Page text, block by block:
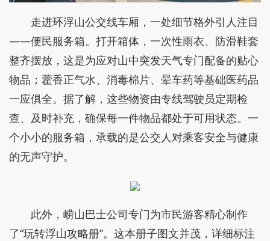
走进环浮山公交线车厢，一处细节格外引人注目
——便民服务箱。打开箱体，一次性雨衣、防滑鞋套
整齐摆放，这是为应对山中突发天气专门配备的贴心
物品；藿香正气水、消毒棉片、晕车药等基础医药品
一应俱全。据了解，这些物资由专线驾驶员定期检
查、及时补充，确保每一件物品都处于可用状态。一
个小小的服务箱，承载的是公交人对乘客安全与健康
的无声守护。
此外，崂山巴士公司专门为市民游客精心制作
了“玩转浮山攻略册”。这本册子图文并茂，详细标注